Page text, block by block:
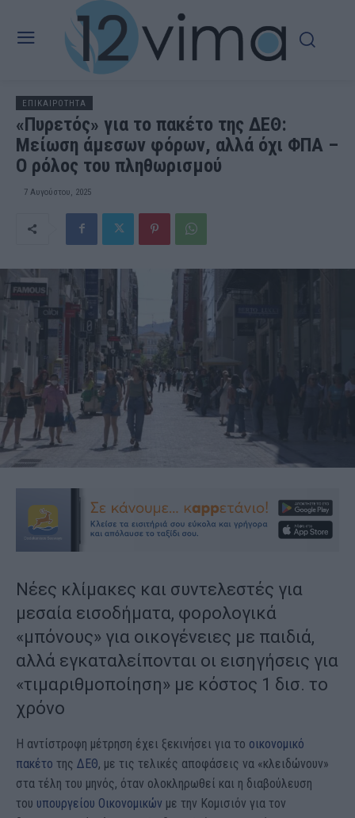
ΕΠΙΚΑΙΡΟΤΗΤΑ
«Πυρετός» για το πακέτο της ΔΕΘ:
Μείωση άμεσων φόρων, αλλά όχι ΦΠΑ –
Ο ρόλος του πληθωρισμού
7 Αυγούστου, 2025
Νέες κλίμακες και συντελεστές για
μεσαία εισοδήματα, φορολογικά
«μπόνους» για οικογένειες με παιδιά,
αλλά εγκαταλείπονται οι εισηγήσεις για
«τιμαριθμοποίηση» με κόστος 1 δισ. το
χρόνο
Η αντίστροφη μέτρηση έχει ξεκινήσει για το οικονομικό
πακέτο της ΔΕΘ, με τις τελικές αποφάσεις να «κλειδώνουν»
στα τέλη του μηνός, όταν ολοκληρωθεί και η διαβούλευση
του υπουργείου Οικονομικών με την Κομισιόν για τον